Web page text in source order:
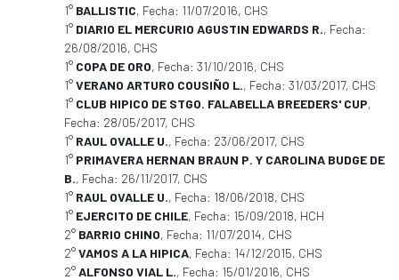
1° BALLISTIC, Fecha: 11/07/2016, CHS
1° DIARIO EL MERCURIO AGUSTIN EDWARDS R., Fecha:
26/08/2016, CHS
1° COPA DE ORO, Fecha: 31/10/2016, CHS
1°VERANO ARTURO COUSIÑO L., Fecha: 31/03/2017, CHS
1° CLUB HIPICO DE STGO. FALABELLA BREEDERS' CUP,
Fecha: 28/05/2017, CHS
1° RAUL OVALLE U., Fecha: 23/06/2017, CHS
1° PRIMAVERA HERNAN BRAUN P. Y CAROLINA BUDGE DE
B., Fecha: 26/11/2017, CHS
1° RAUL OVALLE U., Fecha: 18/06/2018, CHS
1° EJERCITO DE CHILE, Fecha: 15/09/2018, HCH
2° BARRIO CHINO, Fecha: 11/07/2014, CHS
2°VAMOS A LA HIPICA, Fecha: 14/12/2015, CHS
2°ALFONSO VIAL L., Fecha: 15/01/2016, CHS